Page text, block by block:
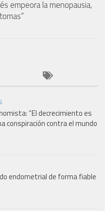
empeora la menopausia,
“El decrecimiento es
conspiración contra el mundo
endometrial de forma fiable